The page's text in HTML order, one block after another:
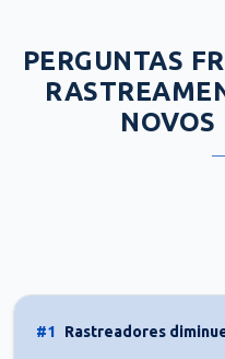
PERGUNTAS
NOVOS
#1 Rastreadores